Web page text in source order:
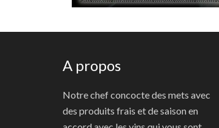
A propos
Notre chef concocte des mets avec
des produits frais et de saison en